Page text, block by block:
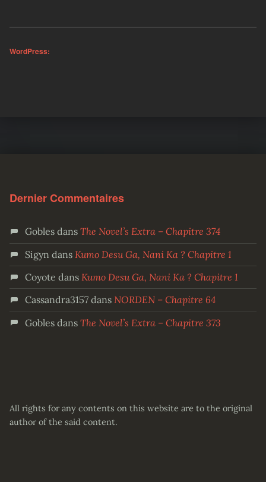
WordPress:
Dernier Commentaires
Goblesdans The Novel’s Extra – Chapitre 374
Sigyn dans Kumo Desu Ga, Nani Ka ? Chapitre 1
Coyote dans Kumo Desu Ga, Nani Ka ? Chapitre 1
Cassandra3157dans NORDEN – Chapitre 64
Goblesdans The Novel’s Extra – Chapitre 373
All rights for any contents on this website are to the original
author of the said content.